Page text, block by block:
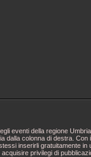
eventi della regione
dalla colonna di destra.
inserirli gratuitamente
privilegi di